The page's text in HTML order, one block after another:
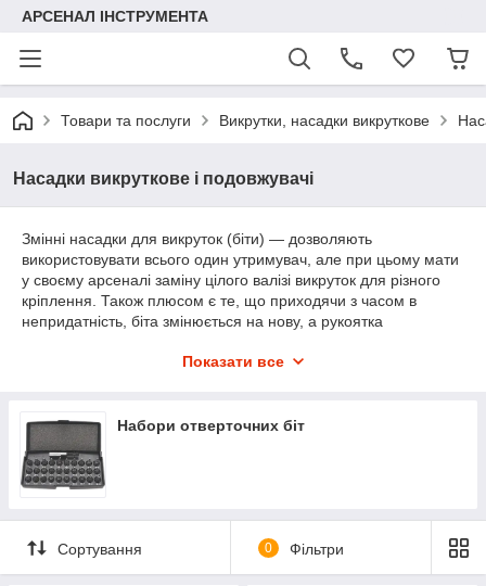
АРСЕНАЛ ІНСТРУМЕНТА
Товари та послуги Викрутки, насадки викруткове
Насадки викруткове і подовжувачі
Змінні насадки для викруток (біти) ― дозволяють
використовувати всього один утримувач, але при цьому мати
у своєму арсеналі заміну цілого валізі викруток для різного
кріплення. Також плюсом є те, що приходячи з часом в
непридатність, біта змінюється на нову, а рукоятка
її викинути цілком. Біти стандартизовані, тому підійдуть під
битодержателем. Різноманітність сучасного кріплення на
сьогодні просто змушує мати у себе вдома або в робочому
валізці набір насадок, так як передбачити який саме
кріплення попадеться Вам в наступний раз практично
побутовій техніці, інструменті, автомобілях, меблів та інших
Показати все
Набори отверточних біт
Сортування 0 Фільтри